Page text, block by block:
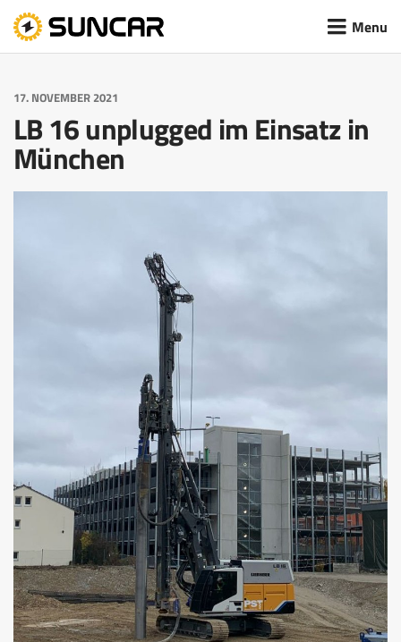
Menu
17. NOVEMBER 2021
LB 16 unplugged im Einsatz in
München
SYSTEMAUSLEGUNG
ELEKTRISCHE ENTWICKLUNG
SOFTWARE ENTWICKLUNG
PROTOTYPENBAU & PRODUKTION
DOKUMENTATION & ZERTIFIZIERUNG
DC-SCHNELLLADESCHNITTSTELLE
REMOTE SYSTEM
AKTUELLES
KARRIERE